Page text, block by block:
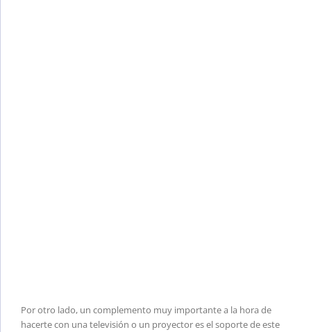
Por otro lado, un complemento muy importante a la hora de
hacerte con una televisión o un proyector es el soporte de este